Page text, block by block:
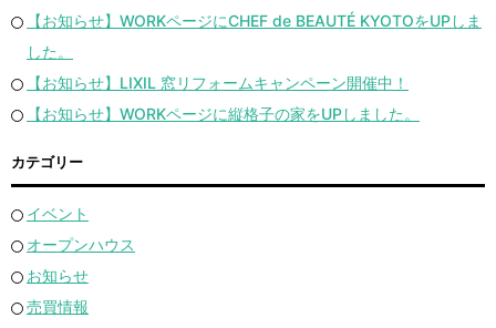
【お知らせ】WORKページにCHEF de BEAUTÉ KYOTOをUPしま
した。
【お知らせ】LIXIL 窓リフォームキャンペーン開催中！
【お知らせ】WORKページに縦格子の家をUPしました。
カテゴリー
イベント
オープンハウス
お知らせ
売買情報